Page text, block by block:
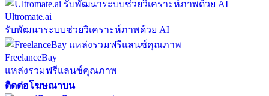
Ultromate.ai
รับพัฒนาระบบช่วยวิเคราะห์ภาพด้วย AI
FreelanceBay
แหล่งรวมฟรีแลนซ์คุณภาพ
ติดต่อโฆษณาบน